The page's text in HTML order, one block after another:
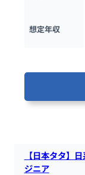
想定年収
【日本タタ】
ジニア